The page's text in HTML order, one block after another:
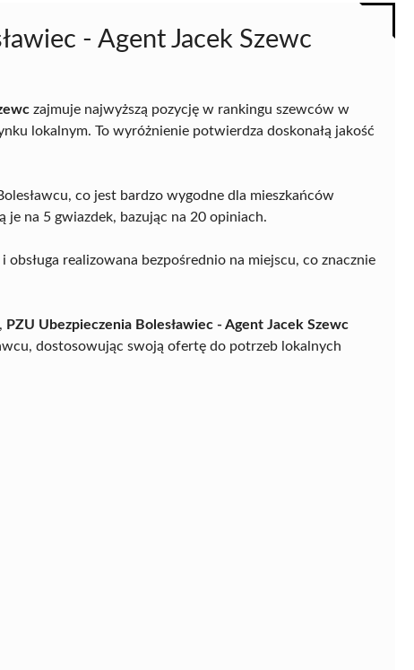
- Agent Jacek Szewc
zajmuje najwyższą pozycję w rankingu szewców w
lokalnym. To wyróżnienie potwierdza doskonałą jakość
co jest bardzo wygodne dla mieszkańców
je na 5 gwiazdek, bazując na 20 opiniach.
realizowana bezpośrednio na miejscu, co znacznie
PZU Ubezpieczenia Bolesławiec - Agent Jacek Szewc
dostosowując swoją ofertę do potrzeb lokalnych